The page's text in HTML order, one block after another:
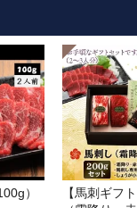
）
【馬刺ギフ